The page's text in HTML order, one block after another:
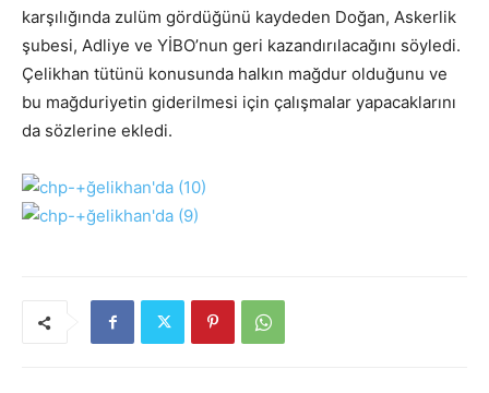
karşılığında zulüm gördüğünü kaydeden Doğan, Askerlik
şubesi, Adliye ve YİBO’nun geri kazandırılacağını söyledi.
Çelikhan tütünü konusunda halkın mağdur olduğunu ve
bu mağduriyetin giderilmesi için çalışmalar yapacaklarını
da sözlerine ekledi.